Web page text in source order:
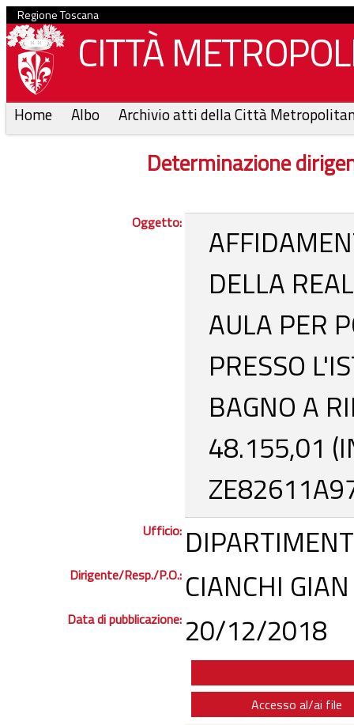
Regione Toscana
CITTÀ
Home Albo Archivio atti della Città
Determinazione
Oggetto:
DELLA
AULA PER
PRESSO
BAGNO A
48.155,01
Ufficio:
Dirigente/Resp./P.O.: CIANCHI
Data di pubblicazione: 20/12/2018
Accesso al/ai file